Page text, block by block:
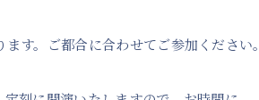
す。 ご都合に合わせてご参加ください。